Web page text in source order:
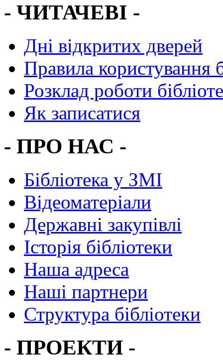
- ЧИТАЧЕВІ -
Дні відкритих дверей
Правила користування
Розклад роботи
Як записатися
- ПРО НАС -
Бібліотека у ЗМІ
Відеоматеріали
Державні закупівлі
Історія бібліотеки
Наша адреса
Наші партнери
Структура бібліотеки
- ПРОЕКТИ -